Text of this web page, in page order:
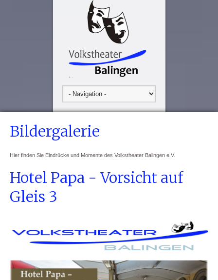
Bildergalerie
Hier finden Sie Eindrücke und Momente des Volkstheater Balingen e.V.
Hotel Papa - Vorsicht auf
Gleis 3